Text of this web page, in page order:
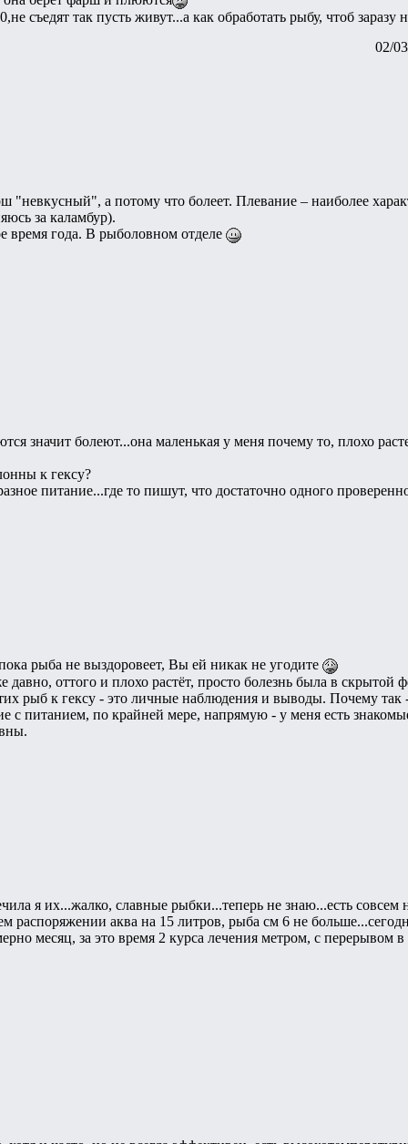
съедят так пусть живут...а как обработать рыбу, чтоб заразу
02/
"невкусный", а потому что болеет. Плевание – наиболее
за каламбур).
время года. В рыболовном отделе
значит болеют...она маленькая у меня почему то, плохо
к гексу?
питание...где то пишут, что достаточно одного
рыба не выздоровеет, Вы ей никак не угодите
оттого и плохо растёт, просто болезнь была в скрытой
рыб к гексу - это личные наблюдения и выводы. Почему так -
с питанием, по крайней мере, напрямую - у меня есть
я их...жалко, славные рыбки...теперь не знаю...есть совсем
распоряжении аква на 15 литров, рыба см 6 не
месяц, за это время 2 курса лечения метром, с перерывом в